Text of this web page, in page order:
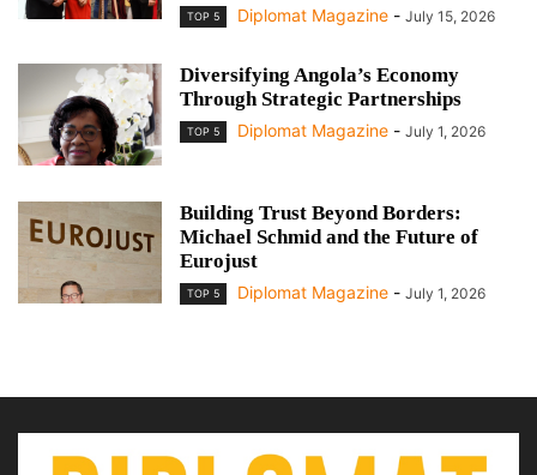
TOP 5 Diplomat Magazine - July 15, 2026
Diversifying Angola’s Economy
Through Strategic Partnerships
TOP 5 Diplomat Magazine - July 1, 2026
Building Trust Beyond Borders:
Michael Schmid and the Future of
Eurojust
TOP 5 Diplomat Magazine - July 1, 2026